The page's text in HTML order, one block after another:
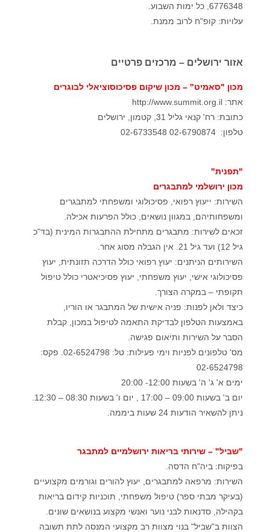
6776348, כל ימות השבוע.
עלויות: קופ"ח לרוב ממנת.
אזור ירושלים – מרכזים פרטיים
מכון "סאמיט" – מכון שיקום פסיכוסוציאלי לבוגרים
אתר: http://www.summit.org.il
כתובת: רח' קנאי גליל 31, קטמון, ירושלים
טלפון: 02-6790874 02-6733548
"תפנית"
מכון ירושלמי למתבגרים
השירות: ייעוץ רפואי, פסיכולוגי ומשפחתי למתבגרים
ומשפחותיהם, במגוון נושאים, כולל הפרעות אכילה.
זכאים לשירות: מתבגרים מתחילת ההתבגרות המינית (בד"כ
גיל 12) ועד גיל 21. אין הגבלה מסוג אחר.
השירותים הניתנים: יעוץ רפואי כולל הדרכה תזונתית, יעוץ
פסיכולוגי אישי, יעוץ משפחתי, יעוץ פסיכיאטרי כולל טיפול
תקופתי – במקרה הצורך.
כיצד ולאן לפנות: פניה אישית של המתבגר או הוריו,
באמצעות הטלפון לבדיקת התאמה לטיפול במכון, קבלת
הסבר על השירות ותיאום פגישה.
מס' טלפונים לפניות וימי פעילות: טל: 02-6524798. פקס:
02-6524798
ימים א' ג' ה' בשעות 12:00- 20:00
יום ב' בשעות 09:00 – 17:00 , יום ו' בשעות 08:30 – 12:30.
ניתן להשאיר הודעות 24 שעות ביממה.
"שביל" – שירותי בריאות ירושלמיים למתבגר
בפיקוח: ביה"ח הדסה.
השירות: מרפאה למתבגרים, יעוץ להורים וגורמים מקצועיים
(בעיקר מבתי ספר) טיפול משפחתי, תוכניות קידום בריאות
בקהילה, סדנאות לבני נוער ואנשי מקצוע בנושאים שונים.
הצוות ב"שביל" בנוי מצוות רב מקצועי המנסה לתת תשובה